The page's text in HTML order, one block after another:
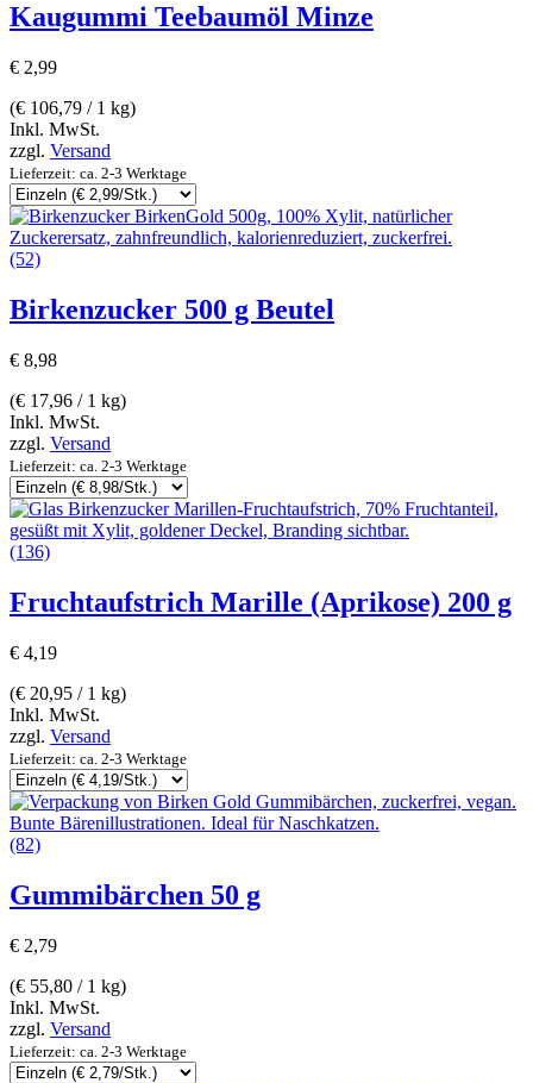
Kaugummi Teebaumöl Minze
€ 2,99
(€ 106,79 / 1 kg)
Inkl. MwSt.
zzgl. Versand
Lieferzeit: ca. 2-3 Werktage
(52)
Birkenzucker 500 g Beutel
€ 8,98
(€ 17,96 / 1 kg)
Inkl. MwSt.
zzgl. Versand
Lieferzeit: ca. 2-3 Werktage
(136)
Fruchtaufstrich Marille (Aprikose) 200 g
€ 4,19
(€ 20,95 / 1 kg)
Inkl. MwSt.
zzgl. Versand
Lieferzeit: ca. 2-3 Werktage
(82)
Gummibärchen 50 g
€ 2,79
(€ 55,80 / 1 kg)
Inkl. MwSt.
zzgl. Versand
Lieferzeit: ca. 2-3 Werktage